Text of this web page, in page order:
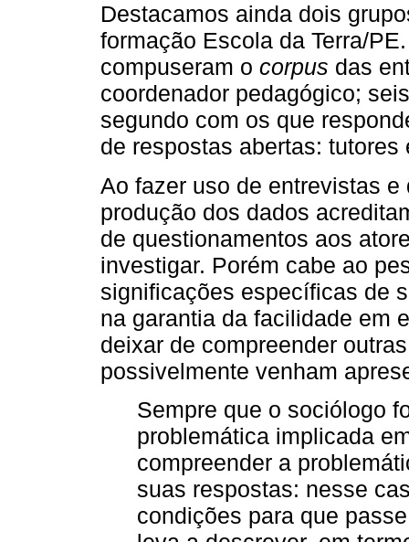
Destacamos ainda dois
formação Escola da Terra/
compuseram o corpus das
coordenador pedagógico;
segundo com os que
de respostas abertas: tutores
Ao fazer uso de entrevistas
produção dos dados
de questionamentos aos
investigar. Porém cabe ao
significações específicas de
na garantia da facilidade em
deixar de compreender
possivelmente venham
Sempre que o sociólogo
problemática implicada
compreender a
suas respostas: nesse
condições para que